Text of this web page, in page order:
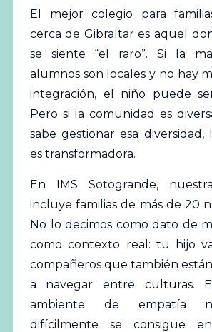
El mejor colegio para
cerca de Gibraltar es aquel
se siente “el raro”. Si la
alumnos son locales y no hay
integración, el niño puede
Pero si la comunidad es
sabe gestionar esa diversidad,
es transformadora.
En IMS Sotogrande,
incluye familias de más de 20
No lo decimos como dato de
como contexto real: tu hijo
compañeros que también
a navegar entre culturas.
ambiente de empatía
difícilmente se consigue